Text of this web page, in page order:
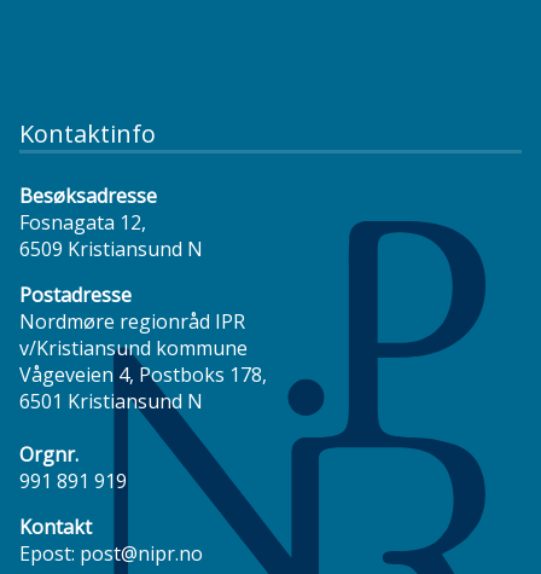
Kontaktinfo
Besøksadresse
Fosnagata 12,
6509 Kristiansund N
Postadresse
Nordmøre regionråd IPR
v/Kristiansund kommune
Vågeveien 4, Postboks 178,
6501 Kristiansund N
Orgnr.
991 891 919
Kontakt
Epost: post@nipr.no